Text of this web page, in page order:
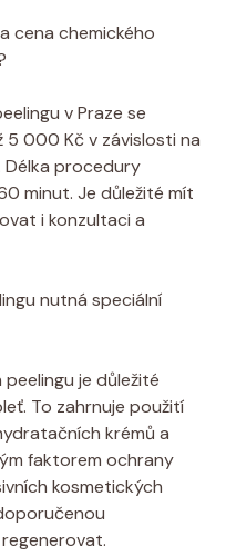
cena chemického
v Praze se
5 000 Kč v závislosti na
Délka procedury
minut. Je důležité mít
i konzultaci a
nutná speciální
je důležité
To zahrnuje použití
krémů a
faktorem ochrany
kosmetických